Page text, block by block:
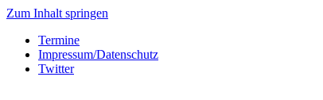
Zum Inhalt springen
Termine
Impressum/Datenschutz
Twitter